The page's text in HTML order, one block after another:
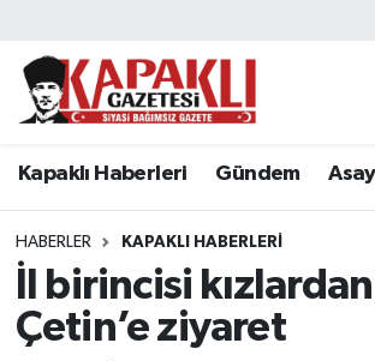
Kapaklı Haberleri Gündem
HABERLER KAPAKLI HABERLERI
İl birincisi
Çetin’e ziyaret
Kapaklı Haberleri
Asayiş
Spor
Eğitim
Tekirdağ Nöbetçi Eczaneler
Tekirdağ Namaz Vakitleri
Tekirdağ Trafik Yoğunluk
Süper Lig Puan Durumu ve Fikstür